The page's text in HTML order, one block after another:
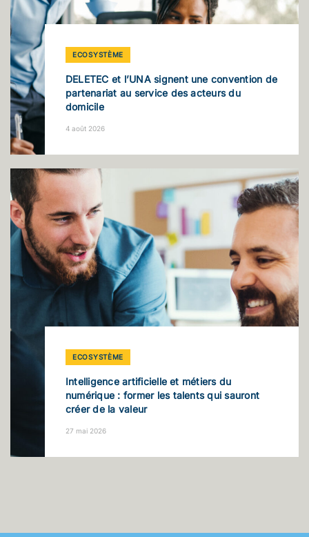
ECOSYSTÈME
DELETEC et l’UNA signent une convention de
partenariat au service des acteurs du
domicile
4 août 2026
ECOSYSTÈME
Intelligence artificielle et métiers du
numérique : former les talents qui sauront
créer de la valeur
27 mai 2026